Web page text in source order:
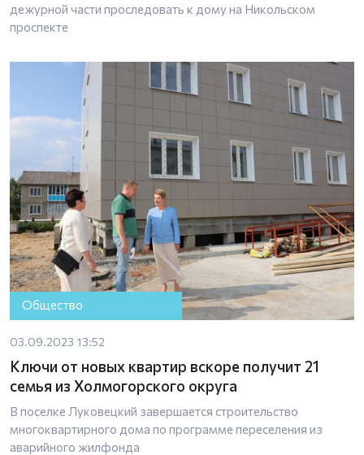
дежурной части проследовать к дому на Никольском
проспекте
Общество
03.09.2023 13:52
Ключи от новых квартир вскоре получит 21
семья из Холмогорского округа
В поселке Луковецкий завершается строительство
многоквартирного дома по программе переселения из
аварийного жилфонда